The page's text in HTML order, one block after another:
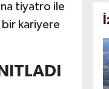
tiyatro ile
bir kariyere